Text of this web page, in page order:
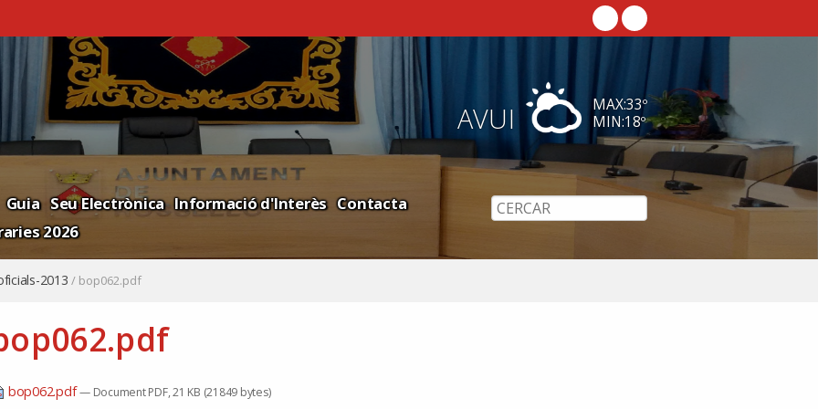
AVUI MAX:33º
MIN:18º
Guia Seu Electrònica Informació d'Interès Contacta
2026
2013 / bop062.pdf
bop062.pdf— Document PDF, 21 KB (21849 bytes)